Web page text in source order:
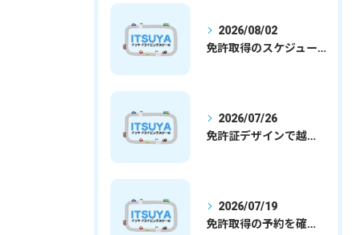
2026/08/02
免許取得のスケジュールを徹底解説学生社会人の通学合宿別プランで最短取得のコツ
2026/07/26
免許証デザインで越谷市愛を表現する埼玉県さいたま市越谷市の免許取得完全ガイド
2026/07/19
免許取得の予約を確実に取るための最新ガイドと一発試験合格の実践法